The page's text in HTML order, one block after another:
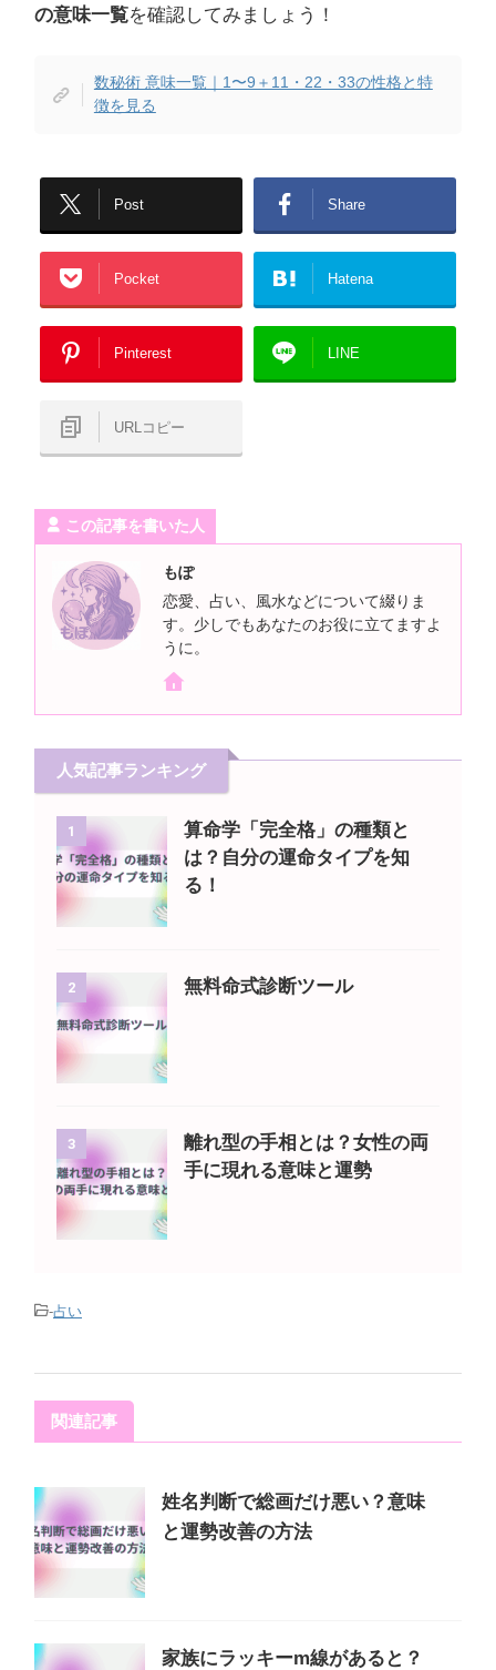
の意味一覧を確認してみましょう！
数秘術 意味一覧｜1〜9＋11・22・33の性格と特
徴を見る
Post Share
Pocket Hatena
Pinterest LINE
URLコピー
この記事を書いた人
もぽ
恋愛、占い、風水などについて綴りま
す。少しでもあなたのお役に立てますよ
うに。
人気記事ランキング
1
算命学「完全格」の種類と
は？自分の運命タイプを知
る！
2 無料命式診断ツール
3
離れ型の手相とは？女性の両
手に現れる意味と運勢
-占い
関連記事
姓名判断で総画だけ悪い？意味
と運勢改善の方法
家族にラッキーm線があると？